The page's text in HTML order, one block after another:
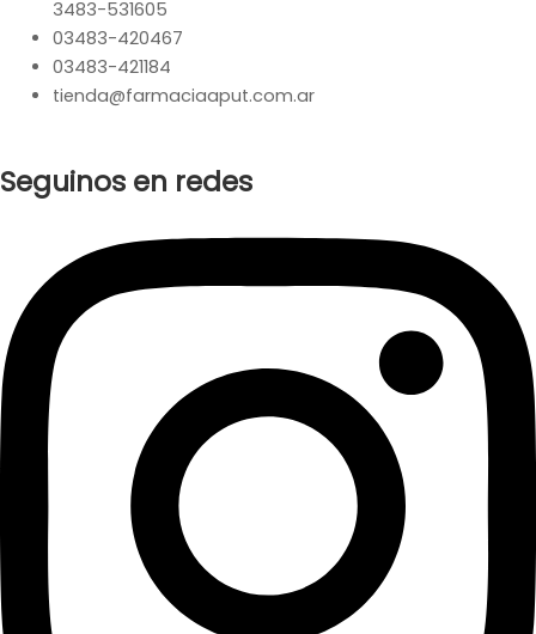
3483-531605
03483-420467
03483-421184
tienda@farmaciaaput.com.ar
Seguinos en redes